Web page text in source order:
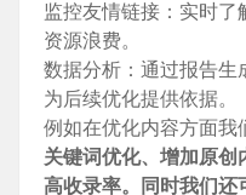
监控友情链接：实时了
资源浪费。
数据分析：通过报告生
为后续优化提供依据。
例如在优化内容方面我
关键词优化、增加原创
高收录率。同时我们还